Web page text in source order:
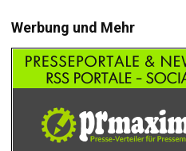
Werbung und Mehr